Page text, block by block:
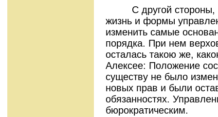
С другой стороны,
жизнь и формы
изменить самые
порядка. При нем
осталась такою же,
Алексее: Положение
существу не было
новых прав и были
обязанностях.
бюрократическим.